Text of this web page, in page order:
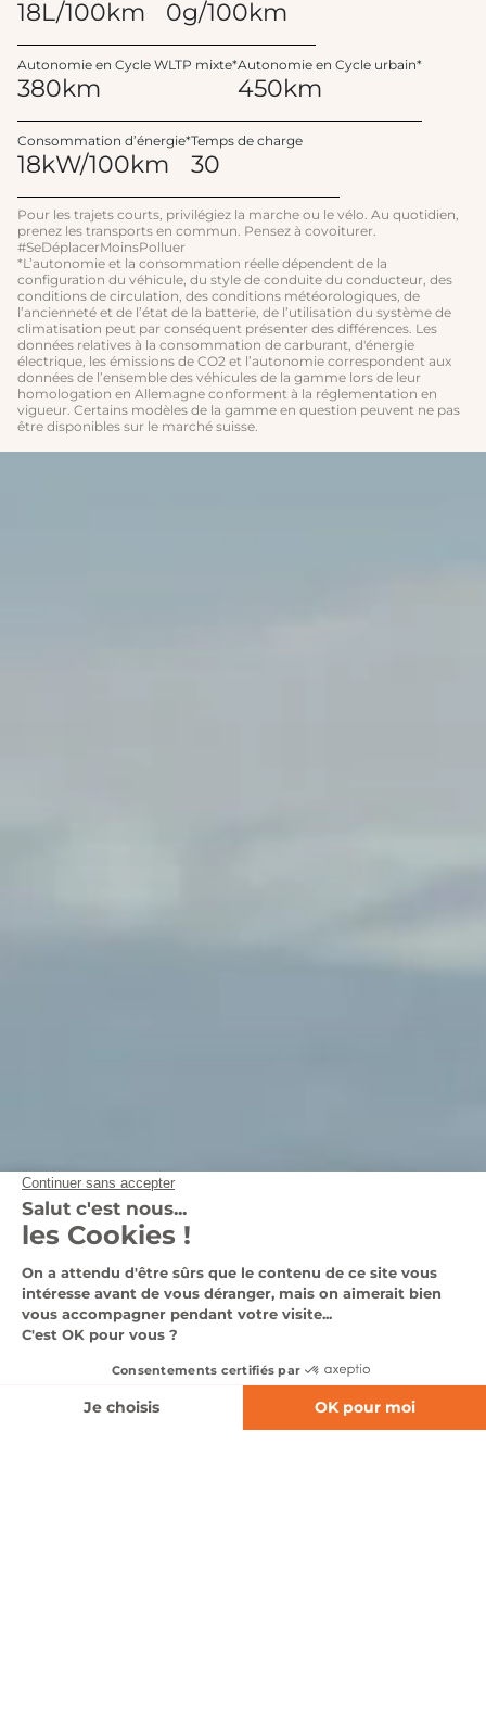
18L/100km 0g/100km
Autonomie en Cycle WLTP mixte*
380km
Autonomie en Cycle urbain*
450km
Consommation d’énergie*
18kW/100km
Temps de charge
30
Pour les trajets courts, privilégiez la marche ou le vélo. Au quotidien,
prenez les transports en commun. Pensez à covoiturer.
#SeDéplacerMoinsPolluer
*L’autonomie et la consommation réelle dépendent de la
configuration du véhicule, du style de conduite du conducteur, des
conditions de circulation, des conditions météorologiques, de
l’ancienneté et de l’état de la batterie, de l’utilisation du système de
climatisation peut par conséquent présenter des différences. Les
données relatives à la consommation de carburant, d'énergie
électrique, les émissions de CO2 et l’autonomie correspondent aux
données de l’ensemble des véhicules de la gamme lors de leur
homologation en Allemagne conforment à la réglementation en
vigueur. Certains modèles de la gamme en question peuvent ne pas
être disponibles sur le marché suisse.